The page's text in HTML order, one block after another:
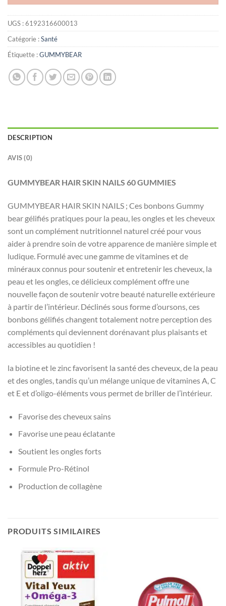
UGS :6192316600013
Catégorie :Santé
Étiquette :GUMMYBEAR
DESCRIPTION
AVIS (0)
GUMMYBEAR HAIR SKIN NAILS 60 GUMMIES
GUMMYBEAR HAIR SKIN NAILS ; Ces bonbons Gummy
bear gélifiés pratiques pour la peau, les ongles et les cheveux
sont un complément nutritionnel naturel créé pour vous
aider à prendre soin de votre apparence de manière simple et
ludique. Formulé avec une gamme de vitamines et de
minéraux connus pour soutenir et entretenir les cheveux, la
peau et les ongles, ce délicieux complément offre une
nouvelle façon de soutenir votre beauté naturelle extérieure
à partir de l’intérieur. Déclinés sous forme d’oursons, ces
bonbons gélifiés changent totalement notre perception des
compléments qui deviennent dorénavant plus plaisants et
accessibles au quotidien !
la biotine et le zinc favorisent la santé des cheveux, de la peau
et des ongles, tandis qu’un mélange unique de vitamines A, C
et E et d’oligo-éléments vous permet de briller de l’intérieur.
Favorise des cheveux sains
Favorise une peau éclatante
Soutient les ongles forts
Formule Pro-Rétinol
Production de collagène
PRODUITS SIMILAIRES